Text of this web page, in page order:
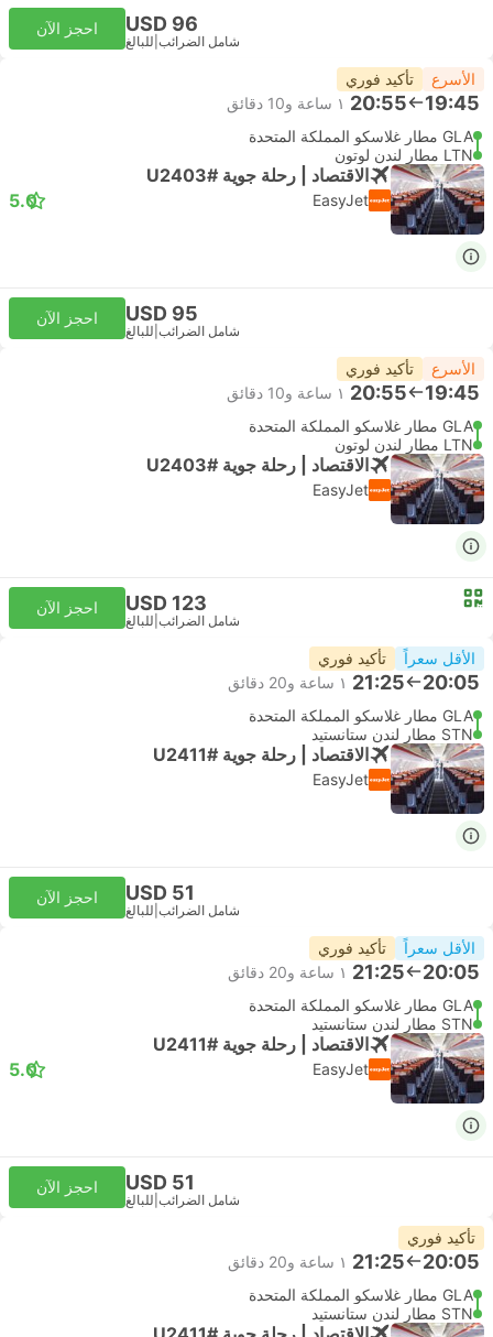
USD 96
شامل الضرائب للبالغ
احجز الآن
الأسرع تأكيد فوري
19:45
20:55 ١ ساعة و‫10 دقائق
GLA مطار غلاسكو المملكة المتحدة
LTN مطار لندن لوتون
الاقتصاد | رحلة جوية #U2403
EasyJet
5.0
USD 95
شامل الضرائب للبالغ
احجز الآن
الأسرع تأكيد فوري
19:45
20:55 ١ ساعة و‫10 دقائق
GLA مطار غلاسكو المملكة المتحدة
LTN مطار لندن لوتون
الاقتصاد | رحلة جوية #U2403
EasyJet
USD 123
شامل الضرائب للبالغ
احجز الآن
الأقل سعراً تأكيد فوري
20:05
21:25 ١ ساعة و‫20 دقائق
GLA مطار غلاسكو المملكة المتحدة
STN مطار لندن ستانستيد
الاقتصاد | رحلة جوية #U2411
EasyJet
USD 51
شامل الضرائب للبالغ
احجز الآن
الأقل سعراً تأكيد فوري
20:05
21:25 ١ ساعة و‫20 دقائق
GLA مطار غلاسكو المملكة المتحدة
STN مطار لندن ستانستيد
الاقتصاد | رحلة جوية #U2411
EasyJet
5.0
USD 51
شامل الضرائب للبالغ
احجز الآن
تأكيد فوري
20:05
21:25 ١ ساعة و‫20 دقائق
GLA مطار غلاسكو المملكة المتحدة
STN مطار لندن ستانستيد